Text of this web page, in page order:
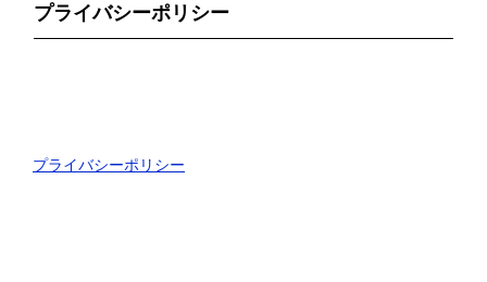
プライバシーポリシー
プライバシーポリシー